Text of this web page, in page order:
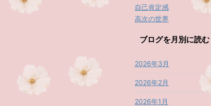
自己肯定感
高次の世界
ブログを月別に読む
2026年3月
2026年2月
2026年1月